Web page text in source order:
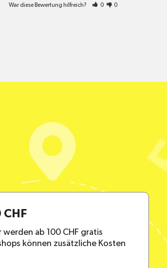
War diese Bewertung hilfreich? 0 0
werden ab 100 CHF gratis
können zusätzliche Kosten